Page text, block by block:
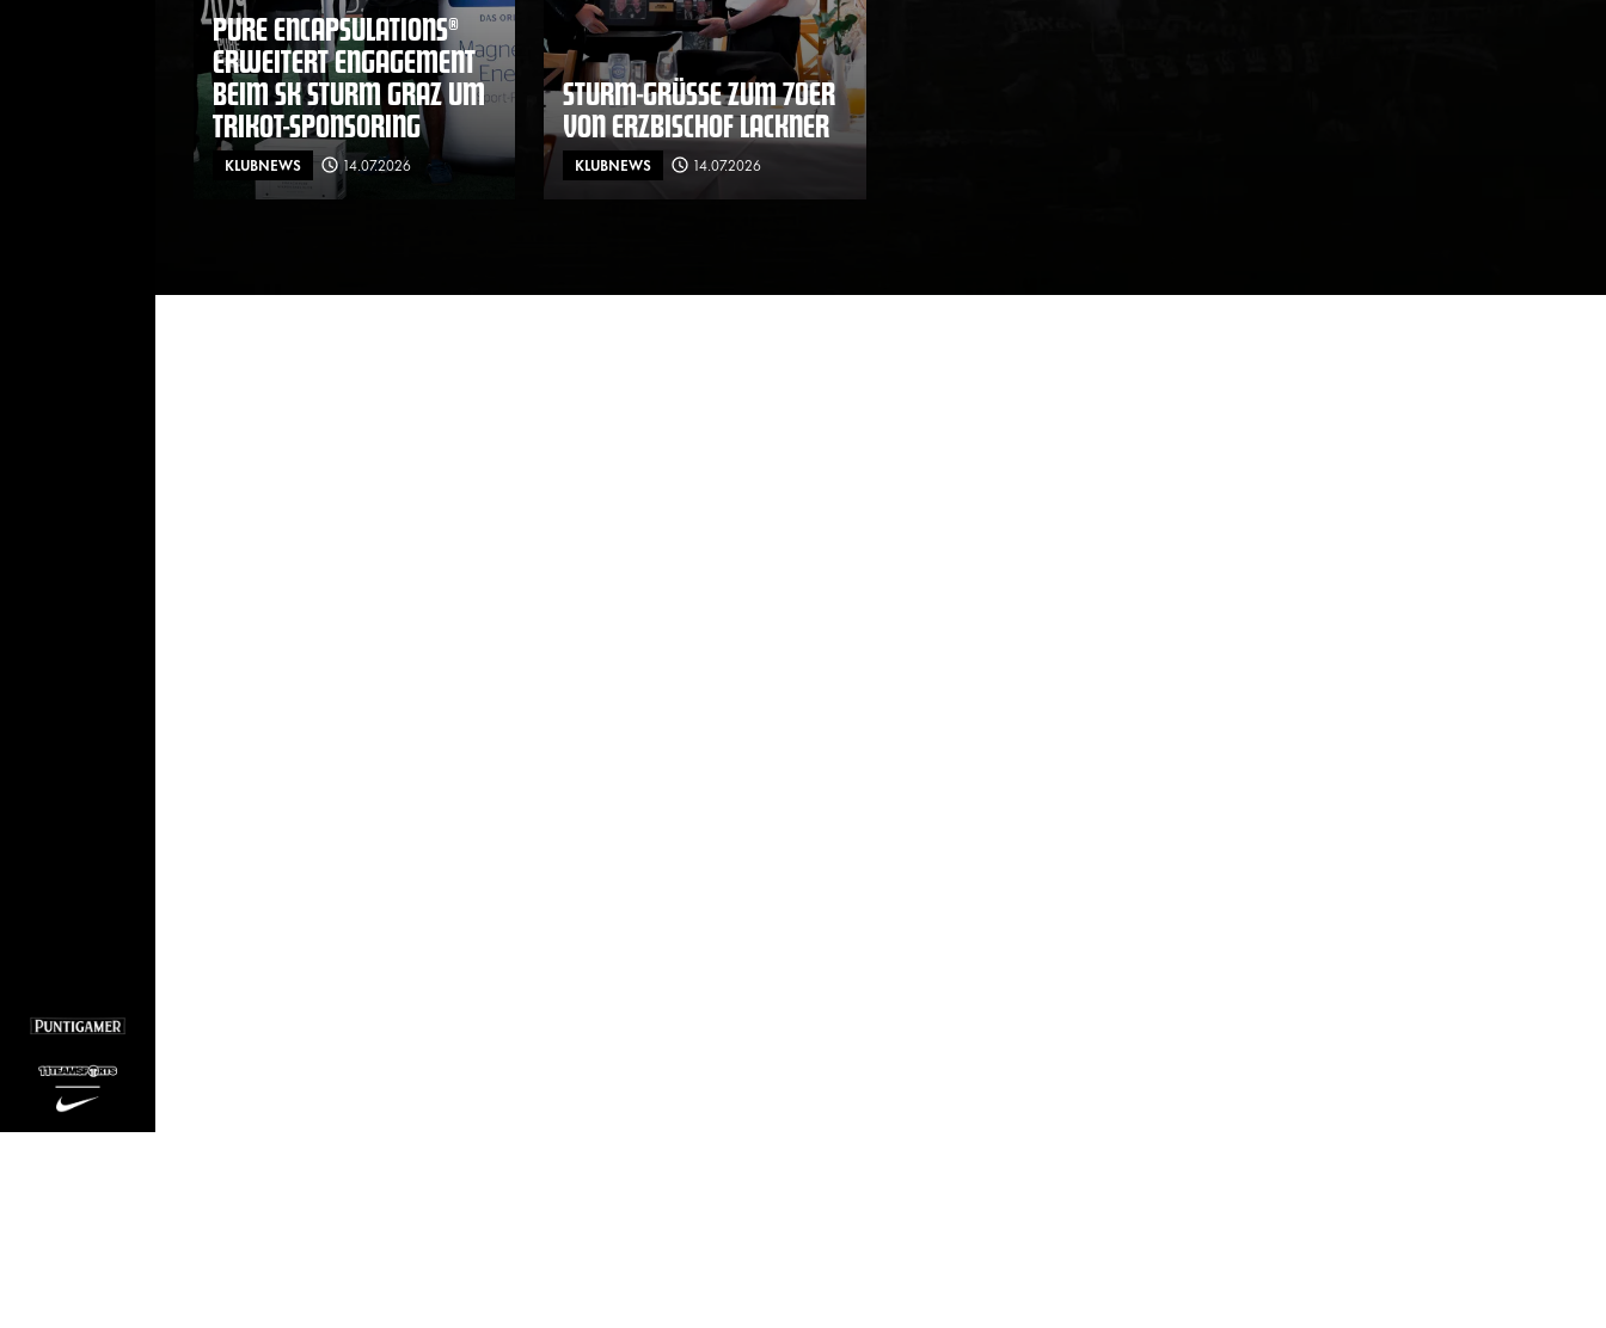
PURE ENCAPSULATIONS®
ERWEITERT ENGAGEMENT
BEIM SK STURM GRAZ UM
TRIKOT-SPONSORING
KLUBNEWS 14.07.2026
STURM-GRÜSSE ZUM 70ER V
ON ERZBISCHOF LACKNER
KLUBNEWS 14.07.2026